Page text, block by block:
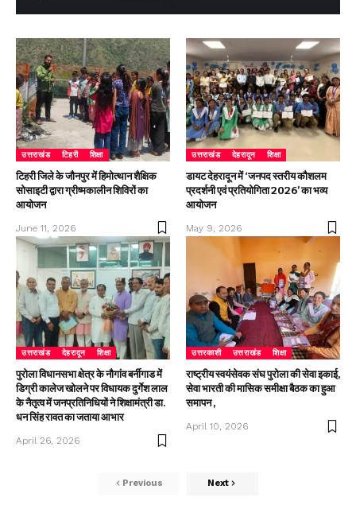
उत्तराखंड टिहरी शिक्षा
टिहरी जिले के जौनपुर में हिमोत्थान शैक्षिक
सोसाइटी द्वारा ग्रीष्मकालीन शिविरों का
आयोजन
June 11, 2026
उत्तराखंड देहरादून शिक्षा
डायट देहरादून में ‘जनपद स्तरीय कौशलम
प्रदर्शनी एवं प्रतियोगिता 2026’ का भव्य
आयोजन
May 9, 2026
उत्तराखंड देहरादून शिक्षा
पुरोला विधानसभा क्षेत्र के नौगांव बर्नीगाड में
डिग्री कालेज खोलने पर विधायक दुर्गेश लाल
के नैतृत्व में जनप्रतिनिधियों ने शिक्षामंत्री डा.
धन सिंह रावत का जताया आभार
April 26, 2026
उत्तरकाशी उत्तराखंड शिक्षा
राष्ट्रीय स्वयंसेवक संघ पुरोला की सेवा इकाई,
सेवा भारती की मासिक समीक्षा बैठक का हुआ
समापन ,
April 10, 2026
Previous Next